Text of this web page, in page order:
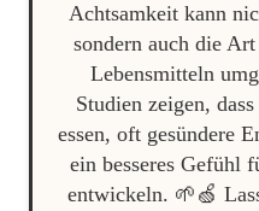
Achtsamkeit kann
sondern auch die
Lebensmitteln
Studien zeigen,
essen, oft gesündere
ein besseres Gefühl
entwickeln. 🌱🍏